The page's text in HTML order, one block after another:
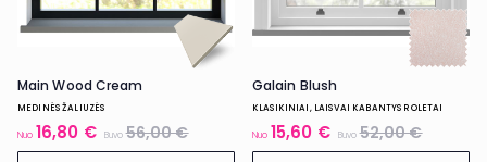
Main Wood Cream
MEDINĖS ŽALIUZĖS
Nuo 16,80 € Buvo56,00 €
Galain Blush
KLASIKINIAI, LAISVAI KABANTYS ROLETAI
Nuo 15,60 € Buvo52,00 €